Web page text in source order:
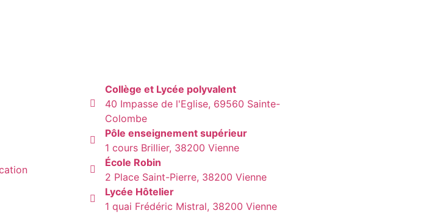
Collège et Lycée polyvalent
40 Impasse de l'Eglise, 69560 Sainte-
Colombe
Pôle enseignement supérieur
1 cours Brillier, 38200 Vienne
École Robin
2 Place Saint-Pierre, 38200 Vienne
Lycée Hôtelier
1 quai Frédéric Mistral, 38200 Vienne